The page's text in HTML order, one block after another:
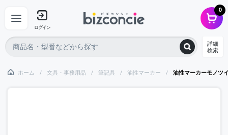
ログイン
0
詳細
検索
ホーム 文具・事務用品 筆記具 油性マーカー 油性マーカーモノ